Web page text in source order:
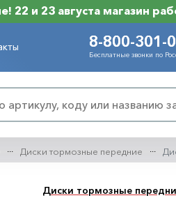
22 и 23 августа магазин
8-800-301-
Бесплатные звонки по
Диски тормозные передние
Диски тормозные